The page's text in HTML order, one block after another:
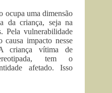
ocupa uma dimensão
da criança, seja na
Pela vulnerabilidade
impacto nesse
criança vítima de
tem o
afetado. Isso